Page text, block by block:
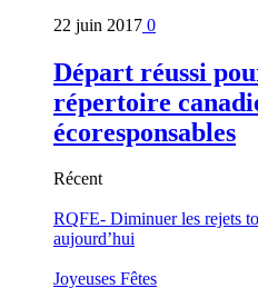
22 juin 2017 0
Départ réussi
répertoire
écoresponsables
Récent
RQFE- Diminuer les rejets
aujourd’hui
Joyeuses Fêtes